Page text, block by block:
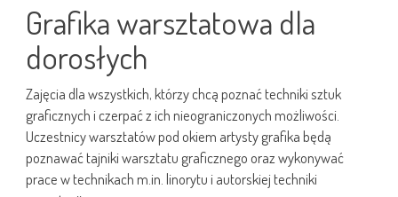
Grafika warsztatowa dla
dorosłych
Zajęcia dla wszystkich, którzy chcą poznać techniki sztuk
graficznych i czerpać z ich nieograniczonych możliwości.
Uczestnicy warsztatów pod okiem artysty grafika będą
poznawać tajniki warsztatu graficznego oraz wykonywać
prace w technikach m.in. linorytu i autorskiej techniki